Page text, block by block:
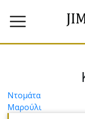
Πλοήγηση
άρθρων
Ντομάτα
Μαρούλι